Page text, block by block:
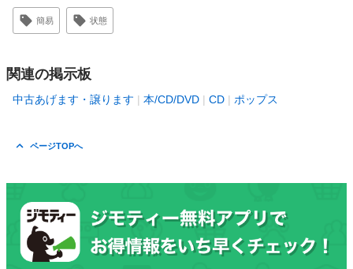
簡易 状態
関連の掲示板
中古あげます・譲ります 本/CD/DVD CD ポップス
ページTOPへ